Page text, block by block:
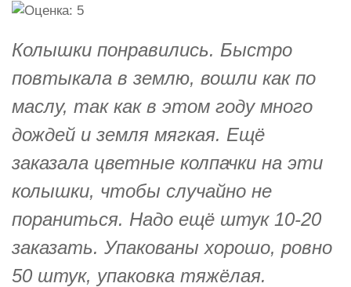
Колышки понравились. Быстро
повтыкала в землю, вошли как по
маслу, так как в этом году много
дождей и земля мягкая. Ещё
заказала цветные колпачки на эти
колышки, чтобы случайно не
пораниться. Надо ещё штук 10-20
заказать. Упакованы хорошо, ровно
50 штук, упаковка тяжёлая.